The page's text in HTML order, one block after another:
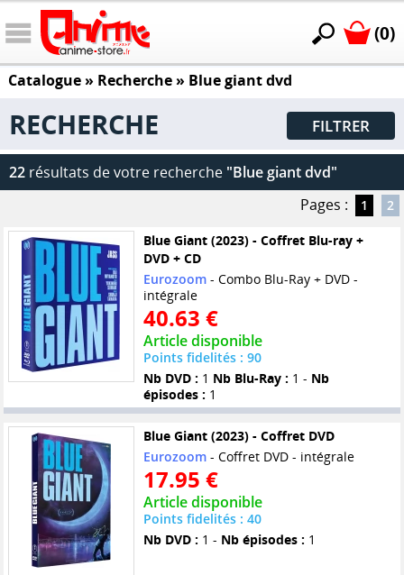
(0)
Catalogue» Recherche » Blue giant dvd
RECHERCHE FILTRER
22 résultats de votre recherche "Blue giant dvd"
Pages :
1 2
Blue Giant (2023) - Coffret Blu-ray +
DVD + CD
Eurozoom- Combo Blu-Ray + DVD -
intégrale
40.63 €
Article disponible
Points fidelités : 90
Nb DVD : 1 Nb Blu-Ray : 1 - Nb
épisodes : 1
Blue Giant (2023) - Coffret DVD
Eurozoom- Coffret DVD - intégrale
17.95 €
Article disponible
Points fidelités : 40
Nb DVD : 1 - Nb épisodes : 1